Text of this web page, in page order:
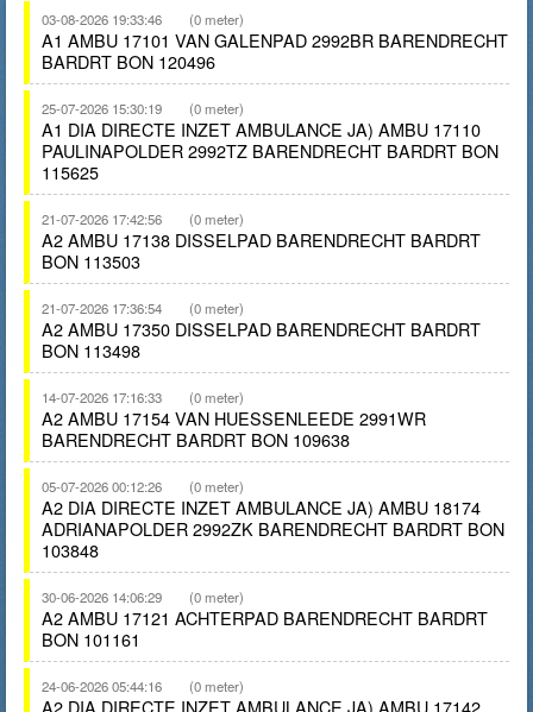
03-08-2026 19:33:46 (0 meter)
A1 AMBU 17101 VAN GALENPAD 2992BR BARENDRECHT
BARDRT BON 120496
25-07-2026 15:30:19 (0 meter)
A1 DIA DIRECTE INZET AMBULANCE JA) AMBU 17110
PAULINAPOLDER 2992TZ BARENDRECHT BARDRT BON
115625
21-07-2026 17:42:56 (0 meter)
A2 AMBU 17138 DISSELPAD BARENDRECHT BARDRT
BON 113503
21-07-2026 17:36:54 (0 meter)
A2 AMBU 17350 DISSELPAD BARENDRECHT BARDRT
BON 113498
14-07-2026 17:16:33 (0 meter)
A2 AMBU 17154 VAN HUESSENLEEDE 2991WR
BARENDRECHT BARDRT BON 109638
05-07-2026 00:12:26 (0 meter)
A2 DIA DIRECTE INZET AMBULANCE JA) AMBU 18174
ADRIANAPOLDER 2992ZK BARENDRECHT BARDRT BON
103848
30-06-2026 14:06:29 (0 meter)
A2 AMBU 17121 ACHTERPAD BARENDRECHT BARDRT
BON 101161
24-06-2026 05:44:16 (0 meter)
A2 DIA DIRECTE INZET AMBULANCE JA) AMBU 17142